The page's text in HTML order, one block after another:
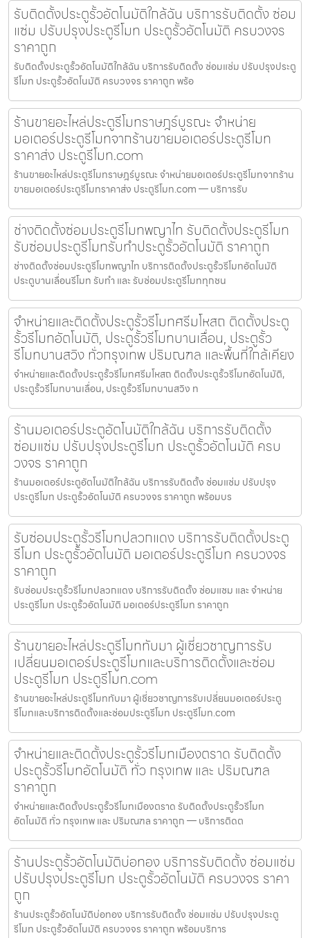
รับติดตั้งประตูรั้วอัตโนมัติใกล้ฉัน บริการรับติดตั้ง ซ่อม
แซ่ม ปรับปรุงประตูรีโมท ประตูรั้วอัตโนมัติ ครบวงจร
ราคาถูก
รับติดตั้งประตูรั้วอัตโนมัติใกล้ฉัน บริการรับติดตั้ง ซ่อมแซ่ม ปรับปรุงประตู
รีโมท ประตูรั้วอัตโนมัติ ครบวงจร ราคาถูก พร้อ
ร้านขายอะไหล่ประตูรีโมทราษฎร์บูรณะ จำหน่าย
มอเตอร์ประตูรีโมทจากร้านขายมอเตอร์ประตูรีโมท
ราคาส่ง ประตูรีโมท.com
ร้านขายอะไหล่ประตูรีโมทราษฎร์บูรณะ จำหน่ายมอเตอร์ประตูรีโมทจากร้าน
ขายมอเตอร์ประตูรีโมทราคาส่ง ประตูรีโมท.com — บริการรับ
ช่างติดตั้งซ่อมประตูรีโมทพญาไท รับติดตั้งประตูรีโมท
รับซ่อมประตูรีโมทรับทำประตูรั้วอัตโนมัติ ราคาถูก
ช่างติดตั้งซ่อมประตูรีโมทพญาไท บริการติดตั้งประตูรั้วรีโมทอัตโนมัติ
ประตูบานเลื่อนรีโมท รับทำ และ รับซ่อมประตูรีโมททุกชน
จำหน่ายและติดตั้งประตูรั้วรีโมทศรีมโหสถ ติดตั้งประตู
รั้วรีโมทอัตโนมัติ, ประตูรั้วรีโมทบานเลื่อน, ประตูรั้ว
รีโมทบานสวิง ทั่วกรุงเทพ ปริมณฑล และพื้นที่ใกล้เคียง
จำหน่ายและติดตั้งประตูรั้วรีโมทศรีมโหสถ ติดตั้งประตูรั้วรีโมทอัตโนมัติ,
ประตูรั้วรีโมทบานเลื่อน, ประตูรั้วรีโมทบานสวิง ท
ร้านมอเตอร์ประตูอัตโนมัติใกล้ฉัน บริการรับติดตั้ง
ซ่อมแซ่ม ปรับปรุงประตูรีโมท ประตูรั้วอัตโนมัติ ครบ
วงจร ราคาถูก
ร้านมอเตอร์ประตูอัตโนมัติใกล้ฉัน บริการรับติดตั้ง ซ่อมแซ่ม ปรับปรุง
ประตูรีโมท ประตูรั้วอัตโนมัติ ครบวงจร ราคาถูก พร้อมบร
รับซ่อมประตูรั้วรีโมทปลวกแดง บริการรับติดตั้งประตู
รีโมท ประตูรั้วอัตโนมัติ มอเตอร์ประตูรีโมท ครบวงจร
ราคาถูก
รับซ่อมประตูรั้วรีโมทปลวกแดง บริการรับติดตั้ง ซ่อมแซม และ จำหน่าย
ประตูรีโมท ประตูรั้วอัตโนมัติ มอเตอร์ประตูรีโมท ราคาถูก
ร้านขายอะไหล่ประตูรีโมททับมา ผู้เชี่ยวชาญการรับ
เปลี่ยนมอเตอร์ประตูรีโมทและบริการติดตั้งและซ่อม
ประตูรีโมท ประตูรีโมท.com
ร้านขายอะไหล่ประตูรีโมททับมา ผู้เชี่ยวชาญการรับเปลี่ยนมอเตอร์ประตู
รีโมทและบริการติดตั้งและซ่อมประตูรีโมท ประตูรีโมท.com
จำหน่ายและติดตั้งประตูรั้วรีโมทเมืองตราด รับติดตั้ง
ประตูรั้วรีโมทอัตโนมัติ ทั่ว กรุงเทพ และ ปริมณฑล
ราคาถูก
จำหน่ายและติดตั้งประตูรั้วรีโมทเมืองตราด รับติดตั้งประตูรั้วรีโมท
อัตโนมัติ ทั่ว กรุงเทพ และ ปริมณฑล ราคาถูก — บริการติดต
ร้านประตูรั้วอัตโนมัติบ่อทอง บริการรับติดตั้ง ซ่อมแซ่ม
ปรับปรุงประตูรีโมท ประตูรั้วอัตโนมัติ ครบวงจร ราคา
ถูก
ร้านประตูรั้วอัตโนมัติบ่อทอง บริการรับติดตั้ง ซ่อมแซ่ม ปรับปรุงประตู
รีโมท ประตูรั้วอัตโนมัติ ครบวงจร ราคาถูก พร้อมบริการ